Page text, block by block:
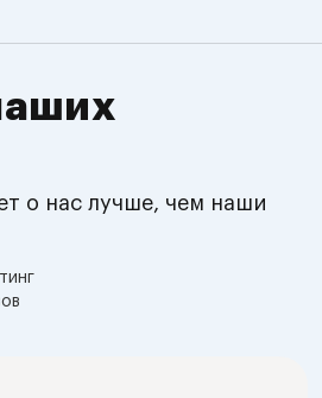
оборудование
комплекс ,
о нас лучше, чем наши